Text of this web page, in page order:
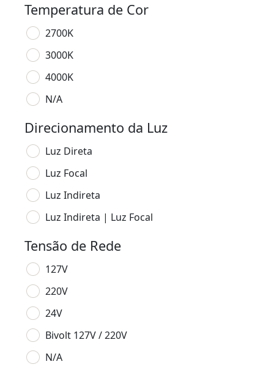
Temperatura de Cor
2700K
3000K
4000K
N/A
Direcionamento da Luz
Luz Direta
Luz Focal
Luz Indireta
Luz Indireta | Luz Focal
Tensão de Rede
127V
220V
24V
Bivolt 127V / 220V
N/A